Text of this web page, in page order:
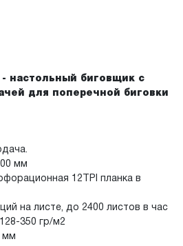
- настольный биговщик с
для поперечной биговки
мм
12TPI планка в
на листе, до 2400 листов в час
350 гр/м2
мм